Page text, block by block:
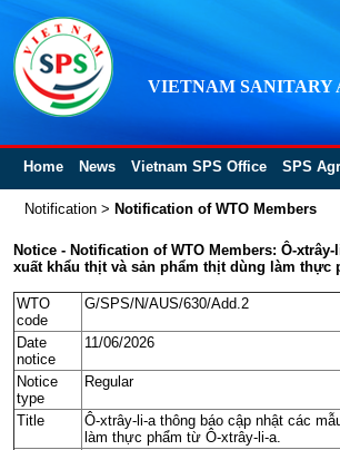
VIETNAM SANITARY
Home News Vietnam SPS Office SPS
Notification> Notification of WTO Members
Notice - Notification of WTO Members: Ô-
xuất khẩu thịt và sản phẩm thịt dùng làm thực
WTO
code
G/SPS/N/AUS/630/Add.2
Date
notice
11/06/2026
Notice
type
Regular
Title
Ô-xtrây-li-a thông báo cập nhật các
làm thực phẩm từ Ô-xtrây-li-a.